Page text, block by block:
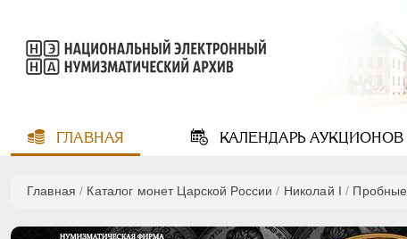
ГЛАВНАЯ КАЛЕНДАРЬАУКЦИОНОВ
Главная / Каталог монет Царской России / Николай I / Пробные